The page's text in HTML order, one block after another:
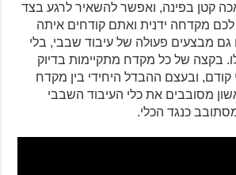
קטן בפינה, ואפשר להשאיר לרגע בצד
מקדחה ידנית ואתם קודחים איתה
מבצעים פעולה של עיבוד שבבי, בלי
בקצה של כל מקדח מתקיימות בדיוק
קודם, ובעצם ההבדל היחידי בין מקדח
מסובבים את כלי העיבוד השבבי
כנגד הכלי.